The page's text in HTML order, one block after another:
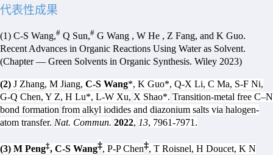
代表性成果
(1) C-S Wang,# Q Sun,# G Wang , W He , Z Fang, and K Guo.
Recent Advances in Organic Reactions Using Water as Solvent.
(Chapter — Green Solvents in Organic Synthesis. Wiley 2023)
(2) J Zhang, M Jiang, C-S Wang*, K Guo*, Q-X Li, C Ma, S-F Ni,
G-Q Chen, Y Z, H Lu*, L-W Xu, X Shao*. Transition-metal free C–N
bond formation from alkyl iodides and diazonium salts via halogen-
atom transfer. Nat. Commun. 2022, 13, 7961-7971 .
(3) M Peng‡, C-S Wang‡, P-P Chen‡, T Roisnel, H Doucet, K N